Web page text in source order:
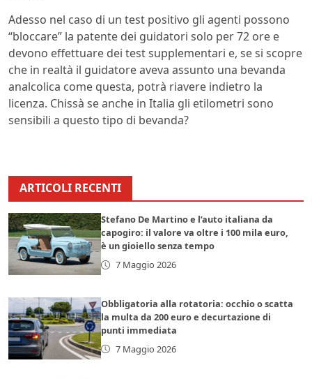
Adesso nel caso di un test positivo gli agenti possono
“bloccare” la patente dei guidatori solo per 72 ore e
devono effettuare dei test supplementari e, se si scopre
che in realtà il guidatore aveva assunto una bevanda
analcolica come questa, potrà riavere indietro la
licenza. Chissà se anche in Italia gli etilometri sono
sensibili a questo tipo di bevanda?
ARTICOLI RECENTI
Stefano De Martino e l’auto italiana da
capogiro: il valore va oltre i 100 mila euro,
è un gioiello senza tempo
7 Maggio 2026
Obbligatoria alla rotatoria: occhio o scatta
la multa da 200 euro e decurtazione di
punti immediata
7 Maggio 2026